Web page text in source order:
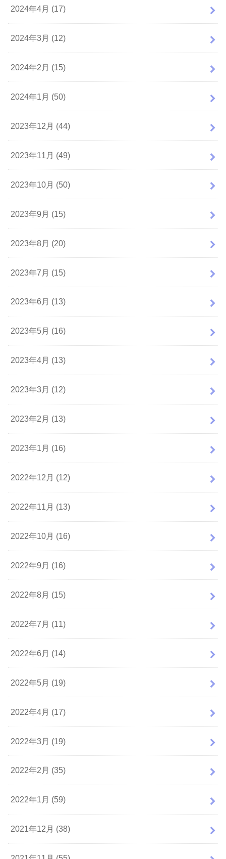
2024年4月 (17)
2024年3月 (12)
2024年2月 (15)
2024年1月 (50)
2023年12月 (44)
2023年11月 (49)
2023年10月 (50)
2023年9月 (15)
2023年8月 (20)
2023年7月 (15)
2023年6月 (13)
2023年5月 (16)
2023年4月 (13)
2023年3月 (12)
2023年2月 (13)
2023年1月 (16)
2022年12月 (12)
2022年11月 (13)
2022年10月 (16)
2022年9月 (16)
2022年8月 (15)
2022年7月 (11)
2022年6月 (14)
2022年5月 (19)
2022年4月 (17)
2022年3月 (19)
2022年2月 (35)
2022年1月 (59)
2021年12月 (38)